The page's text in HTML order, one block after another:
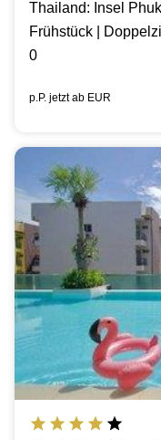
Thailand: Insel
Frühstück |
0
p.P. jetzt ab EUR